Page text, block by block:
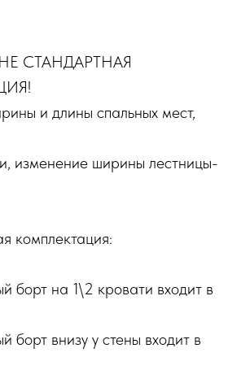
СТАНДАРТНАЯ
и длины спальных мест,
изменение ширины лестницы-
комплектация:
борт на 1\2 кровати входит в
борт внизу у стены входит в